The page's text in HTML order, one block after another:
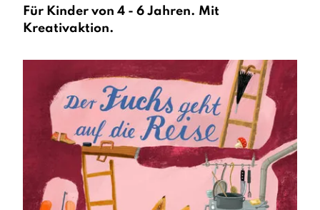
Für Kinder von 4 - 6 Jahren. Mit
Kreativaktion.